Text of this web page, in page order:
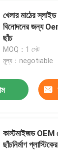
খেলার মাঠের
বিনোদনের জন্য
ছাঁচ
MOQ：1 সেট
মূল্য：negotiable
কাস্টমাইজড OEM
ছাঁচনির্মাণ